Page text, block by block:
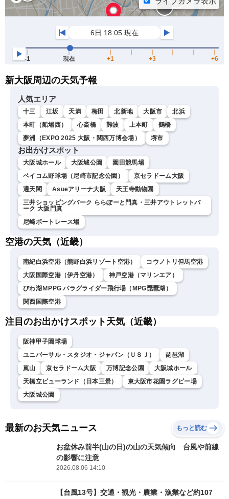
新大阪周辺の天気予報
人気エリア
十三 江坂 天満 梅田 北新地 大阪市
北浜
本町（船場西）
心斎橋 難波 上本町
鶴橋
夢洲（EXPO 2025 大阪・関西万博会場）
堺市
お出かけスポット
大阪城ホール 大阪城公園
園田競馬場
ベイコム野球場（尼崎市記念公園）
京セラドーム大阪
通天閣
Asueアリーナ大阪
天王寺動物園
三井ショッピングパーク ららぽーと門真・三井アウトレットパ
ーク 大阪門真
尼崎ボートレース場
空港の天気（近畿）
南紀白浜空港（熊野白浜リゾート空港）
コウノトリ但馬空港
大阪国際空港（伊丹空港）
神戸空港（マリンエア）
びわ湖ＭPPG パラグライダー飛行場（MPG琵琶湖）
関西国際空港
注目のお出かけスポット天気（近畿）
阪神甲子園球場
ユニバーサル・スタジオ・ジャパン（ＵＳＪ）
琵琶湖
嵐山
京セラドーム大阪 万博記念公園
大阪城ホール
天橋立ビューランド（日本三景）
東大阪市花園ラグビー場
大阪城公園
最新のお天気ニュース もっと読む
お盆休み前半(山の日)の山の天気傾向 台風や前線
の影響に注意
2026.08.06 14:10
【台風13号】交通・観光・農業・漁業など約107